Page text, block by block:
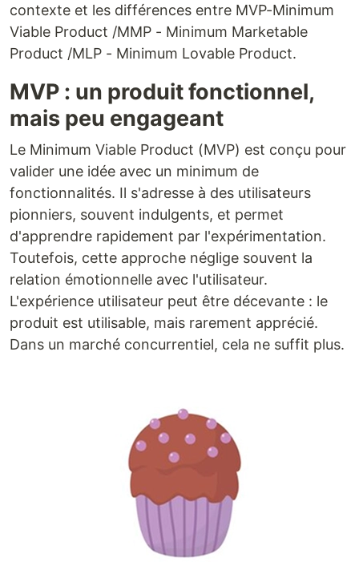
contexte et les différences entre MVP-Minimum
Viable Product /MMP - Minimum Marketable
Product /MLP - Minimum Lovable Product.
MVP : un produit fonctionnel,
mais peu engageant
Le Minimum Viable Product (MVP) est conçu pour
valider une idée avec un minimum de
fonctionnalités. Il s'adresse à des utilisateurs
pionniers, souvent indulgents, et permet
d'apprendre rapidement par l'expérimentation.
Toutefois, cette approche néglige souvent la
relation émotionnelle avec l'utilisateur.
L'expérience utilisateur peut être décevante : le
produit est utilisable, mais rarement apprécié.
Dans un marché concurrentiel, cela ne suffit plus.